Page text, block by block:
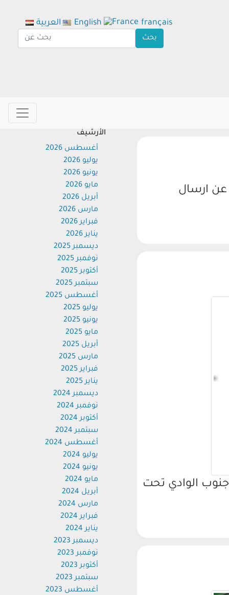
ارسال
الوادي تحت
الأرشيف
أغسطس 2026
يوليو 2026
يونيو 2026
مايو 2026
أبريل 2026
مارس 2026
فبراير 2026
يناير 2026
ديسمبر 2025
نوفمبر 2025
أكتوبر 2025
سبتمبر 2025
أغسطس 2025
يوليو 2025
يونيو 2025
مايو 2025
أبريل 2025
مارس 2025
فبراير 2025
يناير 2025
ديسمبر 2024
نوفمبر 2024
أكتوبر 2024
سبتمبر 2024
أغسطس 2024
يوليو 2024
يونيو 2024
مايو 2024
أبريل 2024
مارس 2024
فبراير 2024
يناير 2024
ديسمبر 2023
نوفمبر 2023
أكتوبر 2023
سبتمبر 2023
أغسطس 2023
العربية English français